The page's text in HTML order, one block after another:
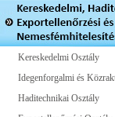
Kereskedelmi Osztály
Idegenforgalmi és
Haditechnikai Osztály